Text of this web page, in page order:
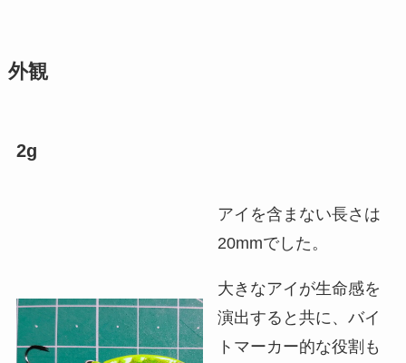
外観
2g
アイを含まない長さは
20mmでした。
大きなアイが生命感を
演出すると共に、バイ
トマーカー的な役割も